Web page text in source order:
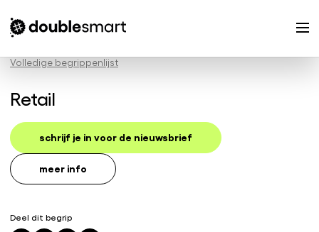
Volledige begrippenlijst
Retail
schrijf je in voor de nieuwsbrief
meer info
Deel dit begrip